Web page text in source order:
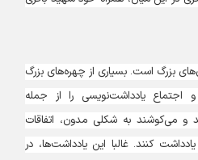
بزرگ است. بسیاری از چهره‌های بزرگ
اجتماع یادداشت‌نویسی را از جمله
و می‌کوشند به شکلی مدون، اتفاقات
کنند. غالبا این یادداشت‌ها، در